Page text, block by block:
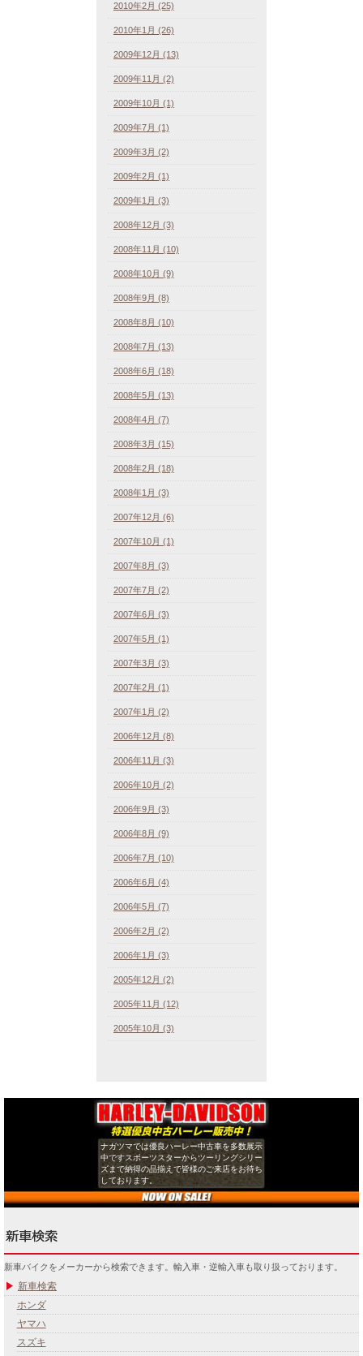
2010年2月 (25)
2010年1月 (26)
2009年12月 (13)
2009年11月 (2)
2009年10月 (1)
2009年7月 (1)
2009年3月 (2)
2009年2月 (1)
2009年1月 (3)
2008年12月 (3)
2008年11月 (10)
2008年10月 (9)
2008年9月 (8)
2008年8月 (10)
2008年7月 (13)
2008年6月 (18)
2008年5月 (13)
2008年4月 (7)
2008年3月 (15)
2008年2月 (18)
2008年1月 (3)
2007年12月 (6)
2007年10月 (1)
2007年8月 (3)
2007年7月 (2)
2007年6月 (3)
2007年5月 (1)
2007年3月 (3)
2007年2月 (1)
2007年1月 (2)
2006年12月 (8)
2006年11月 (3)
2006年10月 (2)
2006年9月 (3)
2006年8月 (9)
2006年7月 (10)
2006年6月 (4)
2006年5月 (7)
2006年2月 (2)
2006年1月 (3)
2005年12月 (2)
2005年11月 (12)
2005年10月 (3)
ナガツマでは優良ハーレー中古車を多数展示
中ですスポーツスターからツーリングシリー
ズまで納得の品揃えで皆様のご来店をお待ち
しております。
新車バイクをメーカーから検索できます。輸入車・逆輸入車も取り扱っております。
新車検索
ホンダ
ヤマハ
スズキ